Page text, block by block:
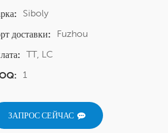
Siboly
доставки:
Fuzhou
TT, LC
1
ЗАПРОС СЕЙЧАС